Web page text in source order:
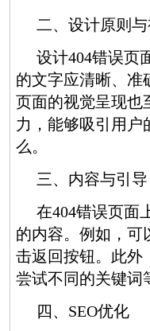
二、设计原则
设计404错误页
的文字应清晰、准
页面的视觉呈现也
力，能够吸引用户
么。
三、内容与引导
在404错误页面
的内容。例如，可
击返回按钮。此外
尝试不同的关键词
四、SEO优化